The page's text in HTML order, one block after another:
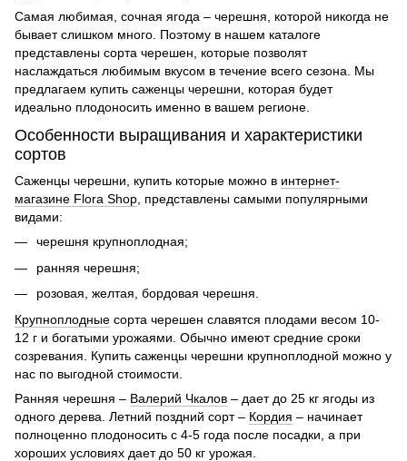
Самая любимая, сочная ягода – черешня, которой никогда не
бывает слишком много. Поэтому в нашем каталоге
представлены сорта черешен, которые позволят
наслаждаться любимым вкусом в течение всего сезона. Мы
предлагаем купить саженцы черешни , которая будет
идеально плодоносить именно в вашем регионе.
Особенности выращивания и характеристики
сортов
Саженцы черешни, купить которые можно в интернет-
магазине Flora Shop, представлены самыми популярными
видами:
черешня крупноплодная;
ранняя черешня;
розовая, желтая, бордовая черешня.
Крупноплодные сорта черешен славятся плодами весом 10-
12 г и богатыми урожаями. Обычно имеют средние сроки
созревания. Купить саженцы черешни крупноплодной можно у
нас по выгодной стоимости.
Ранняя черешня – Валерий Чкалов – дает до 25 кг ягоды из
одного дерева. Летний поздний сорт – Кордия – начинает
полноценно плодоносить с 4-5 года после посадки, а при
хороших условиях дает до 50 кг урожая.